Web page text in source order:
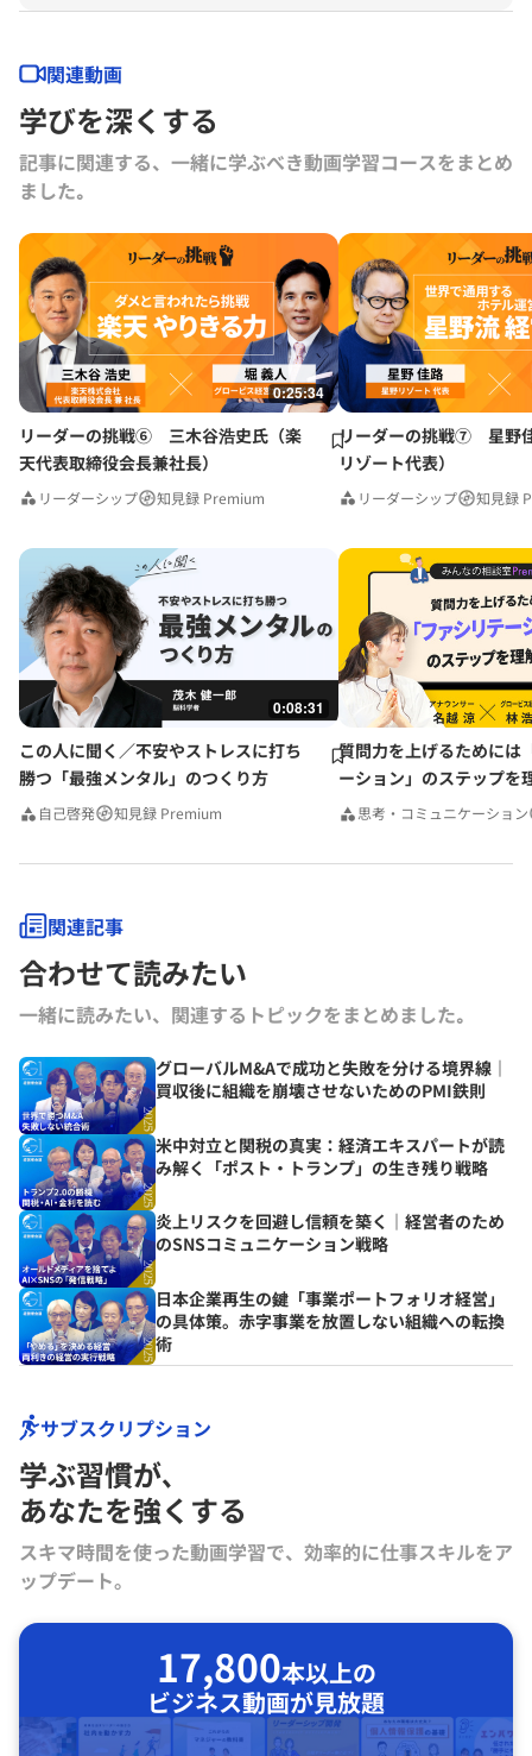
ャルサービス、メルカリ、セルソースなど上場企業の社外取締役、政府
取り組むNPOの理事なども兼務。22年４月、NECグループの独立シン
クタンク国際社会経済研究所理事長に就任。
関連動画
学びを深くする
記事に関連する、一緒に学ぶべき動画学習コースをまとめ
ました｡
0:25:34
リーダーの挑戦⑥ 三木谷浩史氏（楽
天代表取締役会長兼社長）
リーダーシップ 知見録 Premium
リーダーの挑戦⑦ 星野
リゾート代表）
リーダーシップ 知見録
0:08:31
この人に聞く／不安やストレスに打ち
勝つ「最強メンタル」のつくり方
自己啓発 知見録 Premium
質問力を上げるためには
ーション」のステップを
みんなの相談室Premium
思考・コミュニケーション
関連記事
合わせて読みたい
一緒に読みたい、関連するトピックをまとめました｡
グローバルM&Aで成功と失敗を分ける境界線｜
買収後に組織を崩壊させないためのPMI鉄則
米中対立と関税の真実：経済エキスパートが読
み解く「ポスト・トランプ」の生き残り戦略
炎上リスクを回避し信頼を築く｜経営者のため
のSNSコミュニケーション戦略
日本企業再生の鍵「事業ポートフォリオ経営」
の具体策。赤字事業を放置しない組織への転換
術
サブスクリプション
学ぶ習慣が､
あなたを強くする
スキマ時間を使った動画学習で、効率的に仕事スキルをア
ップデート。
17,800本以上の
ビジネス動画が見放題